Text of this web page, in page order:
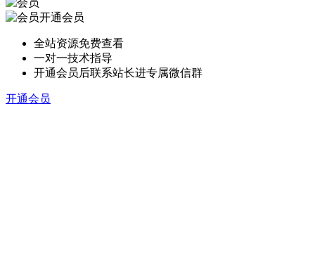
开通会员
全站资源免费查看
一对一技术指导
开通会员后联系站长进专属微信群
开通会员